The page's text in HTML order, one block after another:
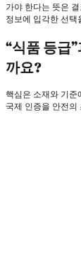
가야 한다는 뜻은 결
정보에 입각한 선택
“식품 등급
까요?
핵심은 소재와 기준
국제 인증을 안전의